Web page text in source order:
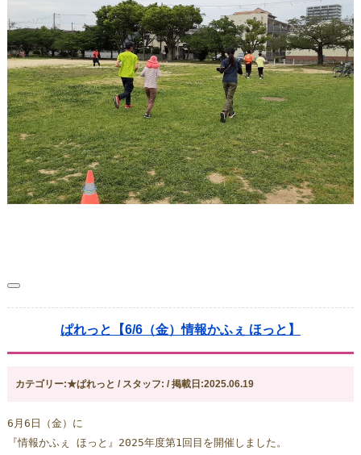
ぱれっと【6/6（金）情報かふぇ ほっと】
カテゴリー:★ぱれっと / スタッフ: / 掲載日:2025.06.19
6月6日（金）に
『情報かふぇ ほっと』2025年度第1回目を開催しました。